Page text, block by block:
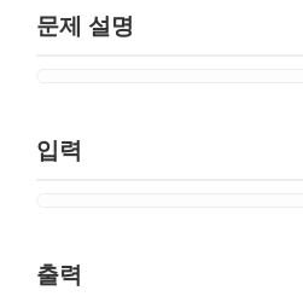
문제 설명
입력
출력